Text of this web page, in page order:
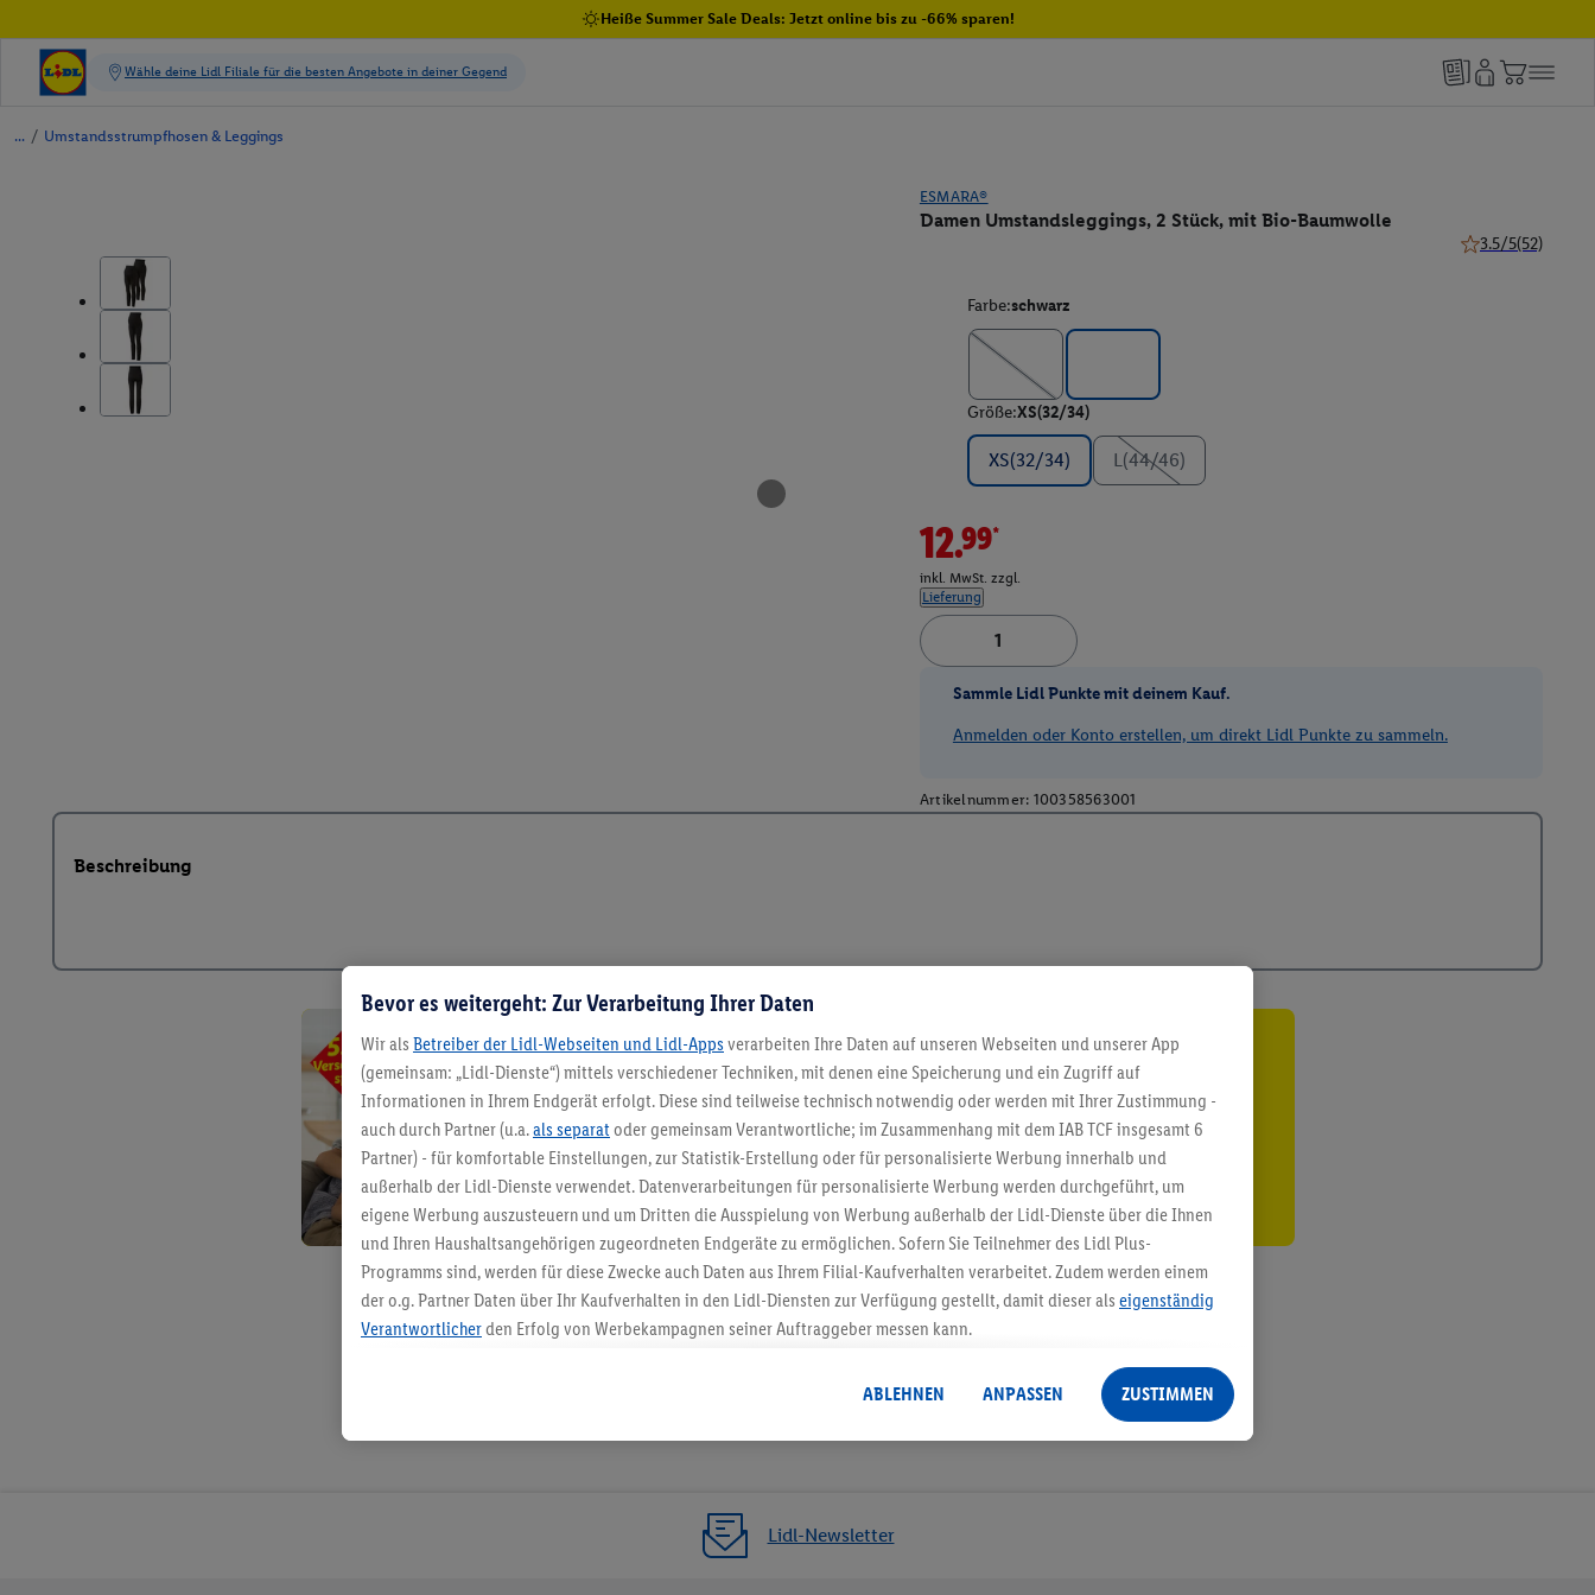
Heiße Summer Sale Deals: Jetzt online bis zu -66% sparen!
/ Umstandsstrumpfhosen & Leggings
ESMARA®
Damen Umstandsleggings, 2 Stück, mit Bio-Baumwolle
3.5/5(52)
Farbe:schwarz
Größe:XS(32/34)
XS(32/34) L(44/46)
12.99*
inkl. MwSt. zzgl.
Lieferung
Sammle Lidl Punkte mit deinem Kauf.
Anmelden oder Konto erstellen, um direkt Lidl Punkte zu sammeln.
Artikelnummer: 100358563001
Beschreibung
5.95 € Versand sparen³²ᵃ
Jetzt zum Newsletter anmelden
Gutschein sichern!
Lidl-Newsletter
Bevor es weitergeht: Zur Verarbeitung Ihrer Daten
Wir als Betreiber der Lidl-Webseiten und Lidl-Apps verarbeiten Ihre Daten auf unseren Webseiten und unserer App
(gemeinsam: „Lidl-Dienste“) mittels verschiedener Techniken, mit denen eine Speicherung und ein Zugriff auf
Informationen in Ihrem Endgerät erfolgt. Diese sind teilweise technisch notwendig oder werden mit Ihrer Zustimmung -
auch durch Partner (u.a.als separat oder gemeinsam Verantwortliche; im Zusammenhang mit dem IAB TCF insgesamt 6
Partner) - für komfortable Einstellungen, zur Statistik-Erstellung oder für personalisierte Werbung innerhalb und
außerhalb der Lidl-Dienste verwendet. Datenverarbeitungen für personalisierte Werbung werden durchgeführt, um
eigene Werbung auszusteuern und um Dritten die Ausspielung von Werbung außerhalb der Lidl-Dienste über die Ihnen
und Ihren Haushaltsangehörigen zugeordneten Endgeräte zu ermöglichen. Sofern Sie Teilnehmer des Lidl Plus-
Programms sind, werden für diese Zwecke auch Daten aus Ihrem Filial-Kaufverhalten verarbeitet. Zudem werden einem
der o.g. Partner Daten über Ihr Kaufverhalten in den Lidl-Diensten zur Verfügung gestellt, damit dieser als eigenständig
Verantwortlicherden Erfolg von Werbekampagnen seiner Auftraggeber messen kann.
angereicherten Profilen. Dies umfasst die Zusammenführung von Daten (z.B. über Ihre Nutzung der Lidl-Dienste, Ihr
Kaufverhalten in den Lidl-Diensten, Informationen aus Ihrem Kundenkonto - z.B. Alter oder Geschlecht - sowie Ihre
genauen Standortdaten) auch über verschiedene Endgeräte und Lidl-Dienste hinweg einschließlich dem Speichern von
Erfolgsmessung der Werbung, zur Zielgruppenforschung, zur Entwicklung von Angeboten sowie zur technischen
Sicherung und Optimierung dieser Werbeausspielungen.
ABLEHNEN ANPASSEN ZUSTIMMEN